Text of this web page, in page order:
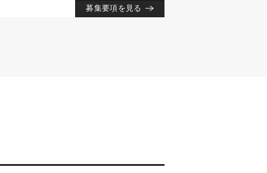
募集要項を見る